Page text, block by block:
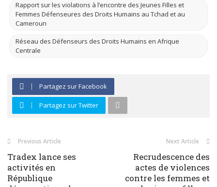
Rapport sur les violations à l’encontre des Jeunes Filles et
Femmes Défenseures des Droits Humains au Tchad et au
Cameroun
Réseau des Défenseurs des Droits Humains en Afrique
Centrale
Partagez sur Facebook
Partagez sur Twitter
Previous Article
Tradex lance ses
activités en
République
Next Article
Recrudescence des
actes de violences
contre les femmes et